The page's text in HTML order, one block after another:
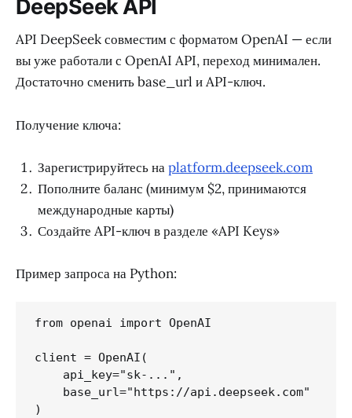
DeepSeek API
API DeepSeek совместим с форматом OpenAI — если
вы уже работали с OpenAI API, переход минимален.
Достаточно сменить base_url и API-ключ.
Получение ключа:
Зарегистрируйтесь наplatform.deepseek.com
Пополните баланс (минимум $2, принимаются
международные карты)
Создайте API-ключ в разделе «API Keys»
Пример запроса на Python:
from openai import OpenAI
client = OpenAI(
    api_key="sk-...",
    base_url="https://api.deepseek.com"
)